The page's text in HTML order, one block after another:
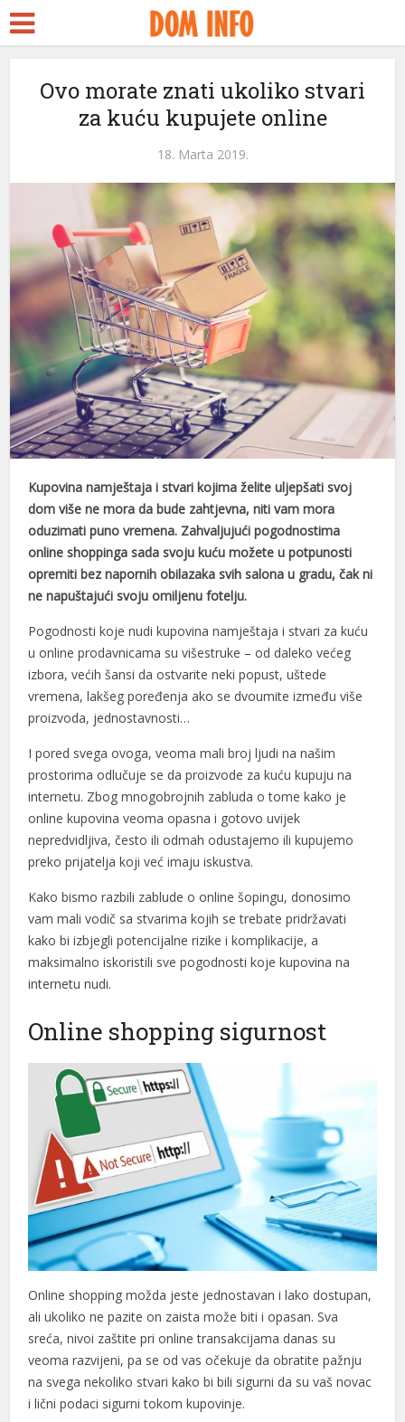
Escort
panel
paketleri
panel
panel
panel
panel
panel
panel
panel
panel
panel
panel
panel
panel
panel
satın al
satın al
panel
panel
panel
panel
panel
panel
panel
panel
Ovo morate znati ukoliko stvari
za kuću kupujete online
18. Marta 2019.
Kupovina namještaja i stvari kojima želite uljepšati svoj
dom više ne mora da bude zahtjevna, niti vam mora
oduzimati puno vremena. Zahvaljujući pogodnostima
online shoppinga sada svoju kuću možete u potpunosti
opremiti bez napornih obilazaka svih salona u gradu, čak ni
ne napuštajući svoju omiljenu fotelju.
Pogodnosti koje nudi kupovina namještaja i stvari za kuću
u online prodavnicama su višestruke – od daleko većeg
izbora, većih šansi da ostvarite neki popust, uštede
vremena, lakšeg poređenja ako se dvoumite između više
proizvoda, jednostavnosti…
I pored svega ovoga, veoma mali broj ljudi na našim
prostorima odlučuje se da proizvode za kuću kupuju na
internetu. Zbog mnogobrojnih zabluda o tome kako je
online kupovina veoma opasna i gotovo uvijek
nepredvidljiva, često ili odmah odustajemo ili kupujemo
preko prijatelja koji već imaju iskustva.
Kako bismo razbili zablude o online šopingu, donosimo
vam mali vodič sa stvarima kojih se trebate pridržavati
kako bi izbjegli potencijalne rizike i komplikacije, a
maksimalno iskoristili sve pogodnosti koje kupovina na
internetu nudi.
Online shopping sigurnost
Online shopping možda jeste jednostavan i lako dostupan,
ali ukoliko ne pazite on zaista može biti i opasan. Sva
sreća, nivoi zaštite pri online transakcijama danas su
veoma razvijeni, pa se od vas očekuje da obratite pažnju
na svega nekoliko stvari kako bi bili sigurni da su vaš novac
i lični podaci sigurni tokom kupovinje.